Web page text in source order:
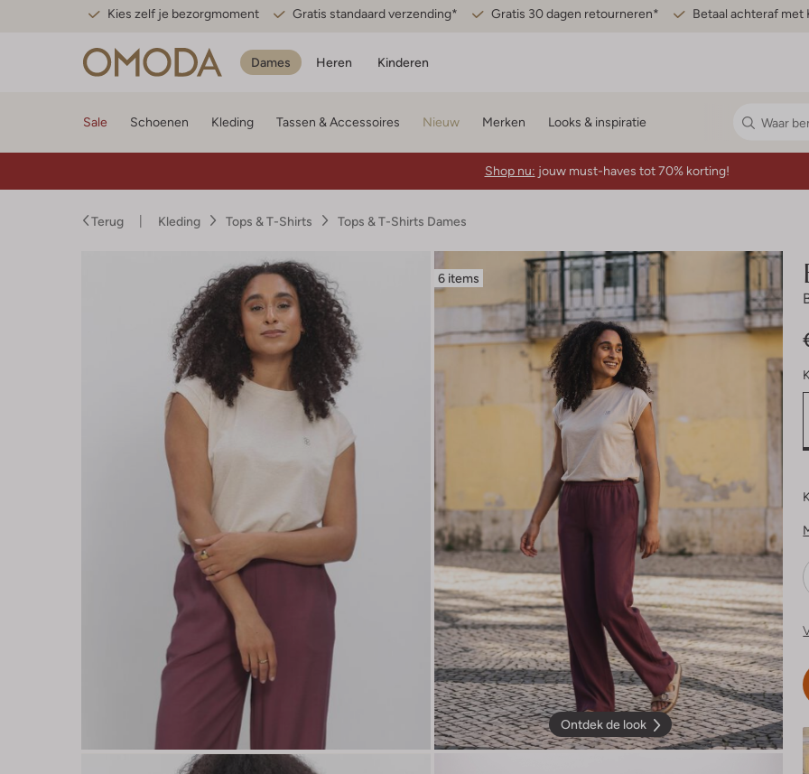
Kies zelf je bezorgmoment Gratis standaard verzending* Gratis 30 dagen retourneren* Betaal achteraf met
Dames Heren Kinderen
Sale Schoenen Kleding Tassen & Accessoires Nieuw Merken Looks & inspiratie
Shop nu: jouw must-haves tot 70% korting!
Terug Kleding Tops & T-Shirts Tops & T-Shirts Dames
6 items
Ontdek de look